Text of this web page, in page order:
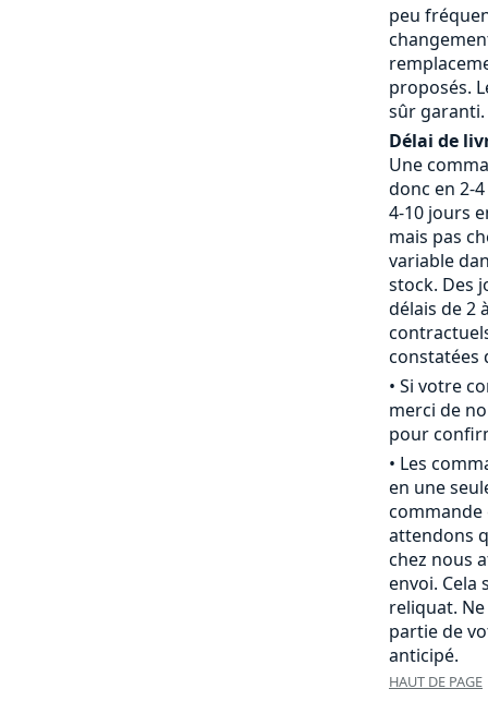
peu
proposés.
sûr garanti.
Délai de
Une
donc en 2-
4-10 jours
mais pas
variable
stock. Des
délais de 2
constatées
• Si votre
merci de
pour
• Les
en une
attendons
chez nous
envoi. Cela
reliquat.
partie de
anticipé.
HAUT DE PAGE